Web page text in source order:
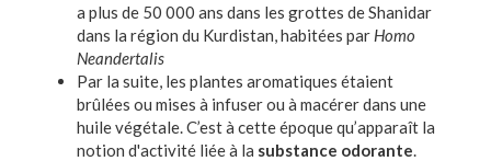
a plus de 50 000 ans dans les grottes de Shanidar
dans la région du Kurdistan, habitées par Homo
Neandertalis
Par la suite, les plantes aromatiques étaient
brûlées ou mises à infuser ou à macérer dans une
huile végétale. C’est à cette époque qu’apparaît la
notion d'activité liée à la substance odorante.